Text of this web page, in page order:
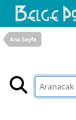
Ana Sayfa